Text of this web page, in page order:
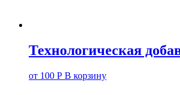
Технологическая
от 100 Р В корзину